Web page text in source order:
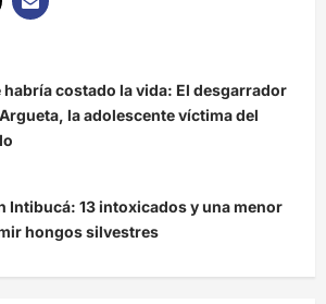
habría costado la vida: El desgarrador
la adolescente víctima del
Intibucá: 13 intoxicados y una menor
hongos silvestres